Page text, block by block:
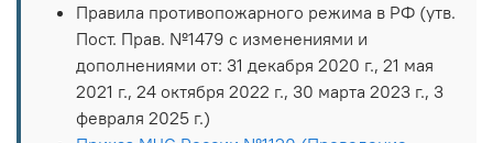
Правила противопожарного режима в РФ (утв.
Пост. Прав. №1479 с изменениями и
дополнениями от: 31 декабря 2020 г., 21 мая
2021 г., 24 октября 2022 г., 30 марта 2023 г., 3
февраля 2025 г.)